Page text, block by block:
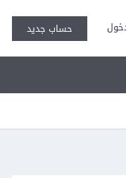
حساب جديد